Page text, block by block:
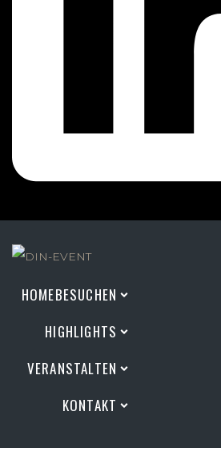
HOMEBESUCHEN
HIGHLIGHTS
VERANSTALTEN
KONTAKT